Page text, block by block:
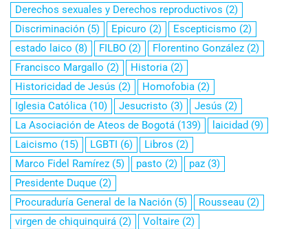
Derechos sexuales y Derechos reproductivos (2)
Discriminación (5) Epicuro (2) Escepticismo (2)
estado laico (8) FILBO (2) Florentino González (2)
Francisco Margallo (2) Historia (2)
Historicidad de Jesús (2) Homofobia (2)
Iglesia Católica (10) Jesucristo (3) Jesús (2)
La Asociación de Ateos de Bogotá (139) laicidad (9)
Laicismo (15) LGBTI (6) Libros (2)
Marco Fidel Ramírez (5) pasto (2) paz (3)
Presidente Duque (2)
Procuraduría General de la Nación (5) Rousseau (2)
virgen de chiquinquirá (2) Voltaire (2)